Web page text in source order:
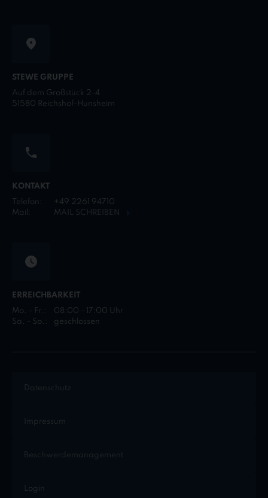
STEWE GRUPPE
Auf dem Großstück 2-4
51580 Reichshof-Hunsheim
KONTAKT
Telefon:
+49 2261 94710
Mail:
MAIL SCHREIBEN
ERREICHBARKEIT
Mo. - Fr.:
08:00 - 17:00 Uhr
Sa. - So.:
geschlossen
Datenschutz
Impressum
Beschwerdemanagement
Login